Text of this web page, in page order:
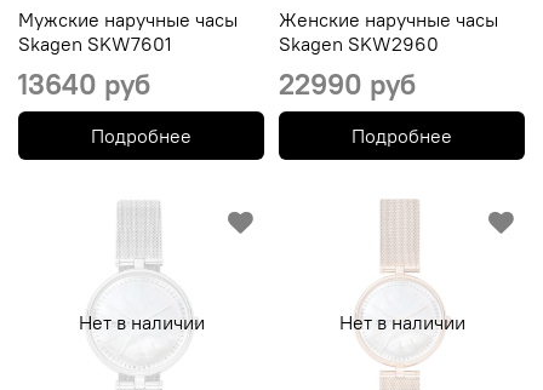
Мужские наручные часы
Skagen SKW7601
13640 руб
Подробнее
Женские наручные часы
Skagen SKW2960
22990 руб
Подробнее
Нет в наличии Нет в наличии